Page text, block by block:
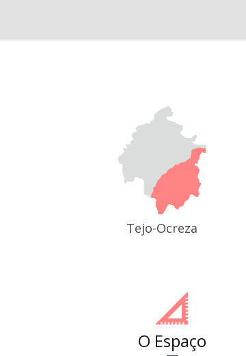
Tejo-Ocreza
O Espaço